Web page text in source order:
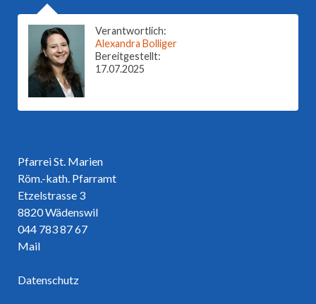
Pfarrei St. Marien
Röm.-kath. Pfarramt
Etzelstrasse 3
8820 Wädenswil
044 783 87 67
Mail
Datenschutz
Verantwortlich:
Alexandra Bolliger
Bereitgestellt:
17.07.2025